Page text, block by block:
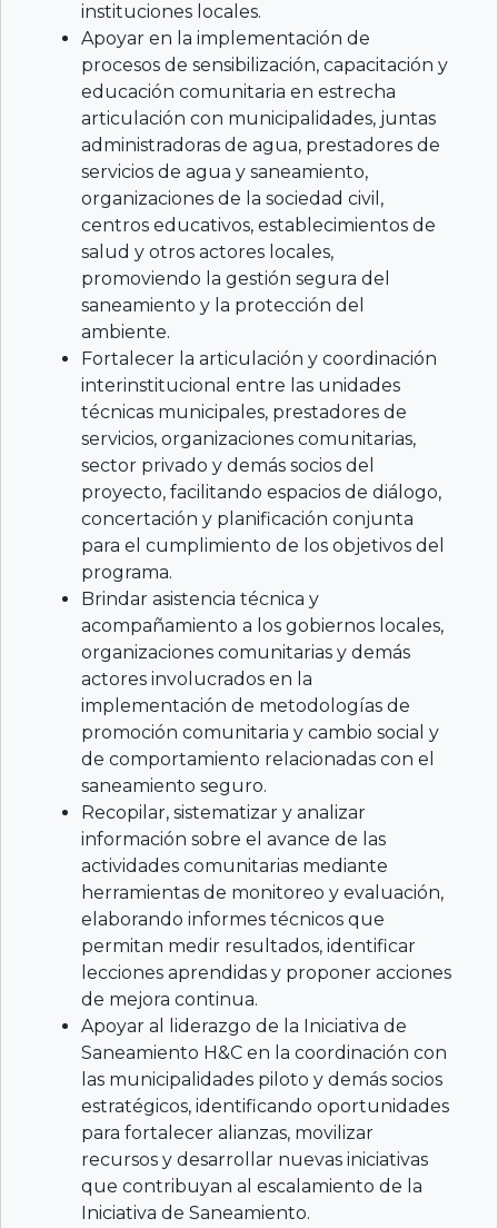
instituciones locales.
Apoyar en la implementación de
procesos de sensibilización, capacitación y
educación comunitaria en estrecha
articulación con municipalidades, juntas
administradoras de agua, prestadores de
servicios de agua y saneamiento,
organizaciones de la sociedad civil,
centros educativos, establecimientos de
salud y otros actores locales,
promoviendo la gestión segura del
saneamiento y la protección del
ambiente.
Fortalecer la articulación y coordinación
interinstitucional entre las unidades
técnicas municipales, prestadores de
servicios, organizaciones comunitarias,
sector privado y demás socios del
proyecto, facilitando espacios de diálogo,
concertación y planificación conjunta
para el cumplimiento de los objetivos del
programa.
Brindar asistencia técnica y
acompañamiento a los gobiernos locales,
organizaciones comunitarias y demás
actores involucrados en la
implementación de metodologías de
promoción comunitaria y cambio social y
de comportamiento relacionadas con el
saneamiento seguro.
Recopilar, sistematizar y analizar
información sobre el avance de las
actividades comunitarias mediante
herramientas de monitoreo y evaluación,
elaborando informes técnicos que
permitan medir resultados, identificar
lecciones aprendidas y proponer acciones
de mejora continua.
Apoyar al liderazgo de la Iniciativa de
Saneamiento H&C en la coordinación con
las municipalidades piloto y demás socios
estratégicos, identificando oportunidades
para fortalecer alianzas, movilizar
recursos y desarrollar nuevas iniciativas
que contribuyan al escalamiento de la
Iniciativa de Saneamiento.